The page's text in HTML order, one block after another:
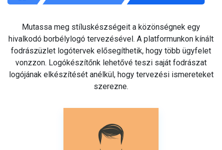
Mutassa meg stíluskészségeit a közönségnek egy
hivalkodó borbélylogó tervezésével. A platformunkon kínált
fodrászüzlet logótervek elősegíthetik, hogy több ügyfelet
vonzzon. Logókészítőnk lehetővé teszi saját fodrászat
logójának elkészítését anélkül, hogy tervezési ismereteket
szerezne.